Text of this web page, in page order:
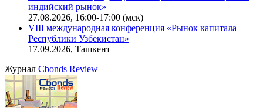
индийский рынок»
27.08.2026, 16:00-17:00 (мск)
VIII международная конференция «Рынок капитала
Республики Узбекистан»
17.09.2026, Ташкент
Журнал Cbonds Review